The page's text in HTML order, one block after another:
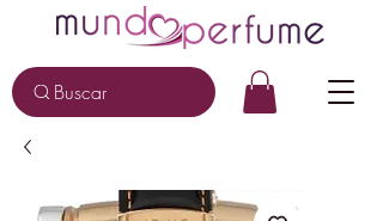
Buscar